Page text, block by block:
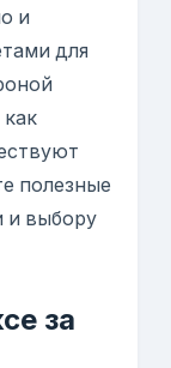
и
для
полезные
и выбору
за